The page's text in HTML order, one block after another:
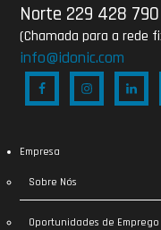
Norte 229 428 790
(Chamada para a rede
info@idonic.com
Empresa
Sobre Nós
Oportunidades de Emprego